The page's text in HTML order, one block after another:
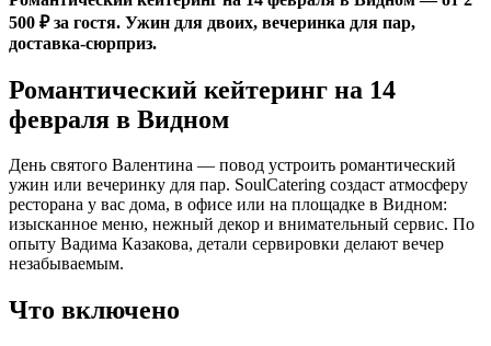
500 ₽ за гостя. Ужин для двоих, вечеринка для пар,
доставка-сюрприз.
Романтический кейтеринг на 14
февраля в Видном
День святого Валентина — повод устроить романтический
ужин или вечеринку для пар. SoulCatering создаст атмосферу
ресторана у вас дома, в офисе или на площадке в Видном:
изысканное меню, нежный декор и внимательный сервис. По
опыту Вадима Казакова, детали сервировки делают вечер
незабываемым.
Что включено